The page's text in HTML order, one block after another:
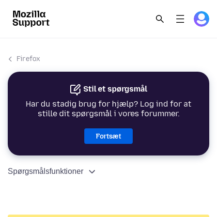
Firefox
Stil et spørgsmål
Har du stadig brug for hjælp? Log ind for at
stille dit spørgsmål i vores forummer.
Fortsæt
Spørgsmålsfunktioner